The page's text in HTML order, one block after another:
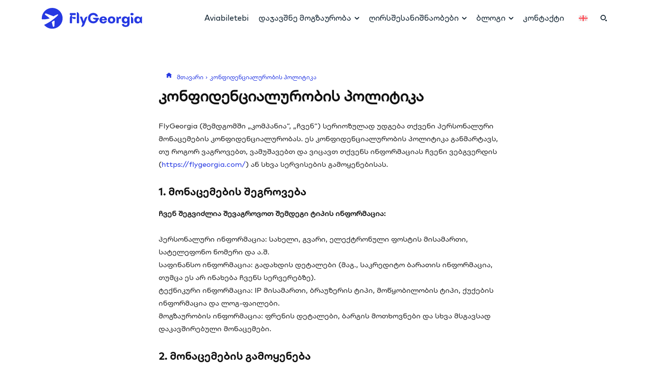
Aviabiletebi დაჯავშნე მოგზაურობა ღირსშესანიშნაობები ბლოგი კონტაქტი
მთავარი კონფიდენციალურობის პოლიტიკა
კონფიდენციალურობის პოლიტიკა
FlyGeorgia (შემდგომში „კომპანია“, „ჩვენ“) სერიოზულად უდგება თქვენი პერსონალური
მონაცემების კონფიდენციალურობას. ეს კონფიდენციალურობის პოლიტიკა განმარტავს,
თუ როგორ ვაგროვებთ, ვამუშავებთ და ვიცავთ თქვენს ინფორმაციას ჩვენი ვებგვერდის
(https://flygeorgia.com/) ან სხვა სერვისების გამოყენებისას.
1. მონაცემების შეგროვება
ჩვენ შეგვიძლია შევაგროვოთ შემდეგი ტიპის ინფორმაცია:
პერსონალური ინფორმაცია: სახელი, გვარი, ელექტრონული ფოსტის მისამართი,
სატელეფონო ნომერი და ა.შ.
საფინანსო ინფორმაცია: გადახდის დეტალები (მაგ., საკრედიტო ბარათის ინფორმაცია,
თუმცა ეს არ ინახება ჩვენს სერვერებზე).
ტექნიკური ინფორმაცია: IP მისამართი, ბრაუზერის ტიპი, მოწყობილობის ტიპი, ქუქების
ინფორმაცია და ლოგ-ფაილები.
მოგზაურობის ინფორმაცია: ფრენის დეტალები, ბარგის მოთხოვნები და სხვა მსგავსად
დაკავშირებული მონაცემები.
2. მონაცემების გამოყენება